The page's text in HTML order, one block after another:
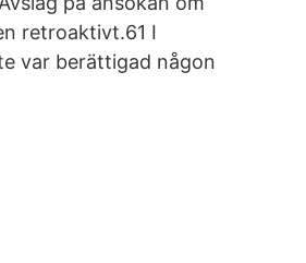
retroaktivt.61 I
var berättigad någon